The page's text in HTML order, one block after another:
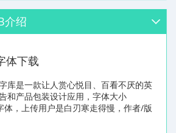
介绍
体下载
库是一款让人赏心悦目、百看不厌的英
和产品包装设计应用，字体大小
，上传用户是白刃寒走得慢，作者/版